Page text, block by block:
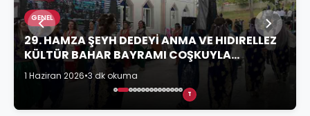
GENEL
29. HAMZA ŞEYH DEDEYİ ANMA VE HIDIRELLEZ
KÜLTÜR BAHAR BAYRAMI COŞKUYLA
KUTLANDI
1 Haziran 2026•3 dk okuma
T